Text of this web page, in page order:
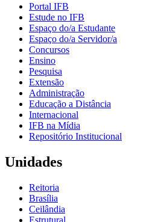
Portal IFB
Estude no IFB
Espaço do/a Estudante
Espaço do/a Servidor/a
Concursos
Ensino
Pesquisa
Extensão
Administração
Educação a Distância
Internacional
IFB na Mídia
Repositório Institucional
Unidades
Reitoria
Brasília
Ceilândia
Estrutural